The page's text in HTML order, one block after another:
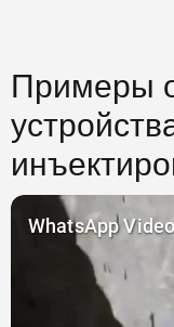
Примеры